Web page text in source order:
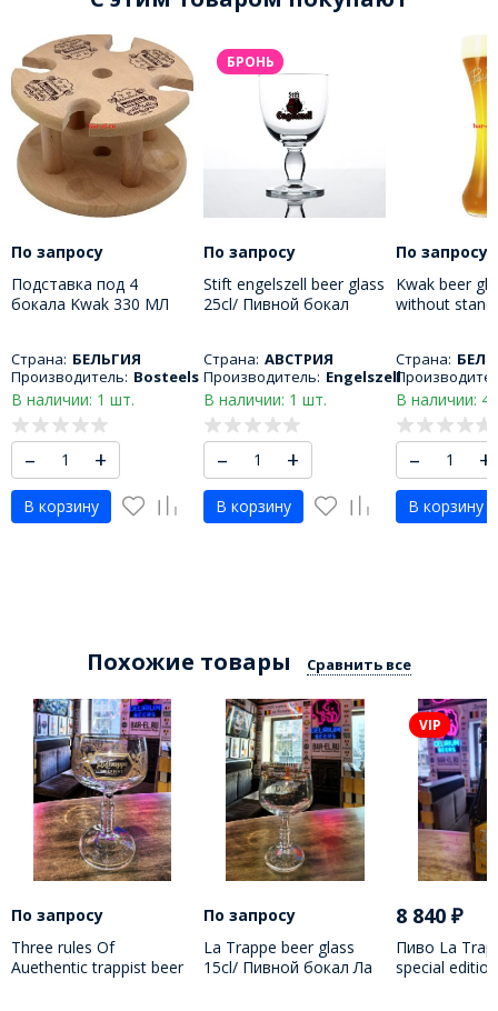
По запросу
Подставка под 4
бокала Kwak 330 МЛ
Страна: БЕЛЬГИЯ
Производитель: Bosteels
В наличии: 1 шт.
– +
В корзину
БРОНЬ
По запросу
Stift engelszell beer glass
25cl/ Пивной бокал
Страна: АВСТРИЯ
Производитель: Engelszell
В наличии: 1 шт.
– +
В корзину
По запросу
Kwak beer
without
Страна:
В наличии: 4
– +
В корзину
Похожие товары Сравнить все
По запросу
Three rules Of
Auethentic trappist beer
По запросу
La Trappe beer glass
15cl/ Пивной бокал Ла
VIP
8 840 ₽
Пиво La
special